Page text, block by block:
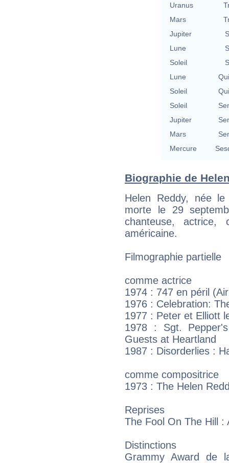
Uranus
Mars
Jupiter
Lune
Soleil
Lune
Soleil
Soleil
Jupiter
Mars
Mercure
Biographie de
Helen Reddy, née
morte le 29
chanteuse, actrice,
américaine.
Filmographie partielle
comme actrice
1974 : 747 en péril
1976 : Celebration:
1977 : Peter et Elliott
1978 : Sgt.
Guests at Heartland
1987 : Disorderlies :
comme compositrice
1973 : The Helen
Reprises
The Fool On The Hill :
Distinctions
Grammy Award de